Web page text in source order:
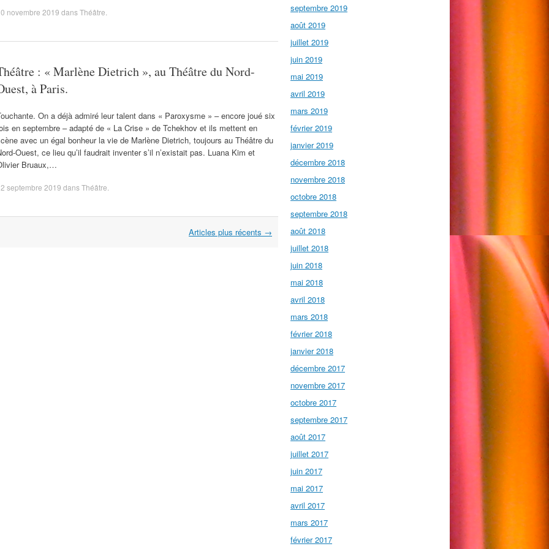
novembre 2019 dansThéâtre
: « Marlène Dietrich », au Théâtre du Nord-
à Paris.
On a déjà admiré leur talent dans « Paroxysme » – encore joué six
en septembre – adapté de « La Crise » de Tchekhov et ils mettent en
avec un égal bonheur la vie de Marlène Dietrich, toujours au Théâtre du
Ouest, ce lieu qu’il faudrait inventer s’il n’existait pas. Luana Kim et
Bruaux,…
septembre 2019 dansThéâtre
Articles plus récents →
septembre 2019
août 2019
juillet 2019
juin 2019
mai 2019
avril 2019
mars 2019
février 2019
janvier 2019
décembre 2018
novembre 2018
octobre 2018
septembre 2018
août 2018
juillet 2018
juin 2018
mai 2018
avril 2018
mars 2018
février 2018
janvier 2018
décembre 2017
novembre 2017
octobre 2017
septembre 2017
août 2017
juillet 2017
juin 2017
mai 2017
avril 2017
mars 2017
février 2017